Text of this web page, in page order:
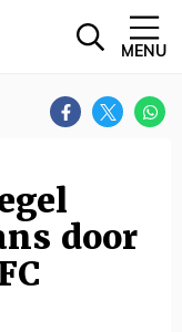
MENU
door